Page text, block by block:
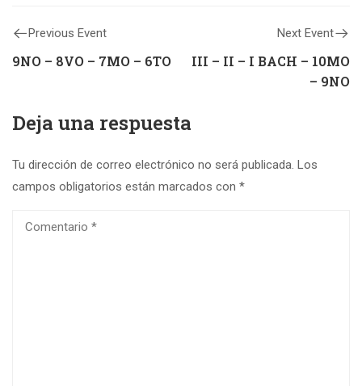
Previous Event
9NO – 8VO – 7MO – 6TO
Next Event
III – II – I BACH – 10MO
– 9NO
Deja una respuesta
Tu dirección de correo electrónico no será publicada. Los
campos obligatorios están marcados con *